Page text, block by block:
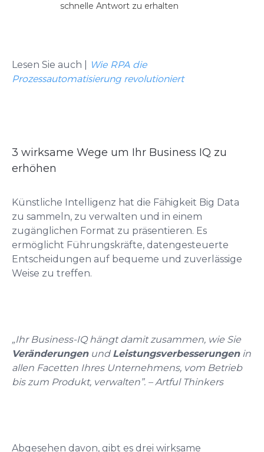
schnelle Antwort zu erhalten
Lesen Sie auch
Wie RPA die
Prozessautomatisierung revolutioniert
3 wirksame Wege um Ihr Business IQ zu
erhöhen
Künstliche Intelligenz hat die Fähigkeit Big Data
zu sammeln, zu verwalten und in einem
zugänglichen Format zu präsentieren. Es
ermöglicht Führungskräfte, datengesteuerte
Entscheidungen auf bequeme und zuverlässige
Weise zu treffen.
„Ihr Business-IQ hängt damit zusammen, wie Sie
Veränderungenund Leistungsverbesserungenin
allen Facetten Ihres Unternehmens, vom Betrieb
bis zum Produkt, verwalten”. – Artful Thinkers
Abgesehen davon, gibt es drei wirksame